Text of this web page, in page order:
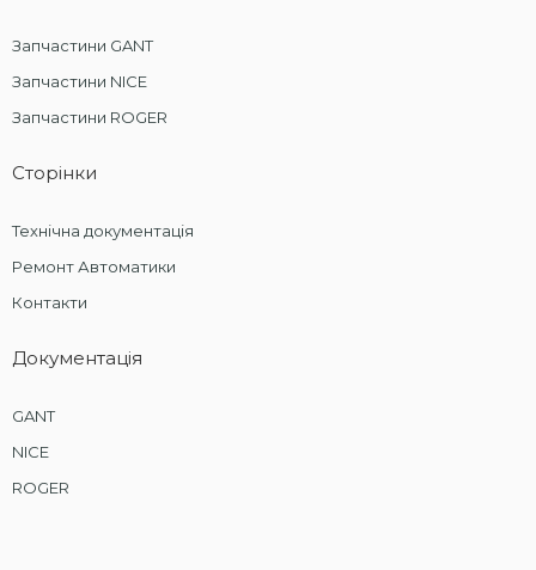
Запчастини GANT
Запчастини NICE
Запчастини ROGER
Сторінки
Технічна документація
Ремонт Автоматики
Контакти
Документація
GANT
NICE
ROGER